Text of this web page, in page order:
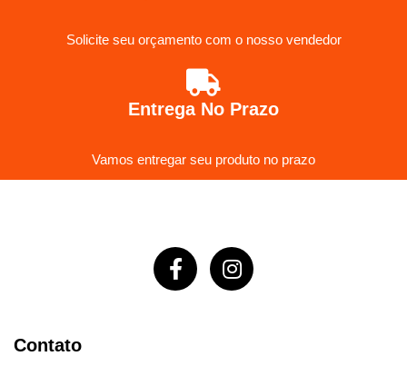
Solicite seu orçamento com o nosso vendedor
Entrega No Prazo
Vamos entregar seu produto no prazo
Contato